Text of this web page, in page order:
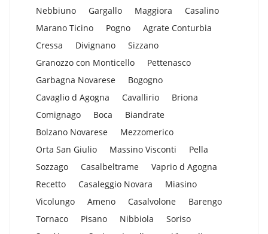
Nebbiuno
Gargallo Maggiora
Casalino
Marano Ticino
Pogno
Agrate Conturbia
Cressa
Divignano
Sizzano
Granozzo con Monticello
Pettenasco
Garbagna Novarese
Bogogno
Cavaglio d Agogna
Cavallirio
Briona
Comignago
Boca
Biandrate
Bolzano Novarese
Mezzomerico
Orta San Giulio
Massino Visconti
Pella
Sozzago
Casalbeltrame
Vaprio d Agogna
Recetto
Casaleggio Novara
Miasino
Vicolungo
Ameno Casalvolone
Barengo
Tornaco
Pisano Nibbiola
Soriso